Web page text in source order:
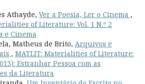
Athayde, Ver a Poesia, Ler o Cinema ,
of Literature: Vol. 1 N.º 2
e Cinema
Matheus de Brito, Arquivos e
, MATLIT: Materialities of Literature:
Estranhar Pessoa com as
da Literatura